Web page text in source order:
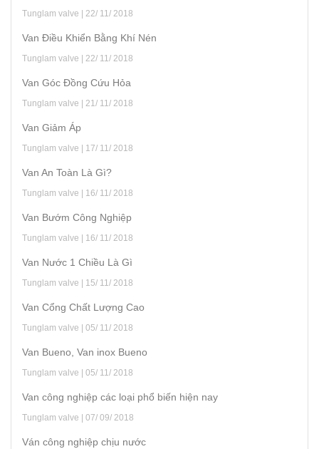
Tunglam valve | 22/ 11/ 2018
Van Điều Khiển Bằng Khí Nén
Tunglam valve | 22/ 11/ 2018
Van Góc Đồng Cứu Hỏa
Tunglam valve | 21/ 11/ 2018
Van Giảm Áp
Tunglam valve | 17/ 11/ 2018
Van An Toàn Là Gì?
Tunglam valve | 16/ 11/ 2018
Van Bướm Công Nghiệp
Tunglam valve | 16/ 11/ 2018
Van Nước 1 Chiều Là Gì
Tunglam valve | 15/ 11/ 2018
Van Cổng Chất Lượng Cao
Tunglam valve | 05/ 11/ 2018
Van Bueno, Van inox Bueno
Tunglam valve | 05/ 11/ 2018
Van công nghiệp các loại phổ biến hiện nay
Tunglam valve | 07/ 09/ 2018
Ván công nghiệp chịu nước